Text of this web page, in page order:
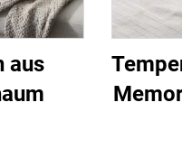
aus